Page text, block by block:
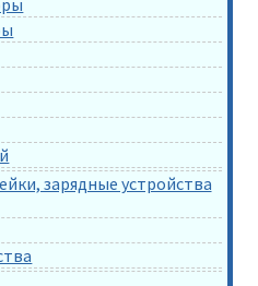
зарядные устройства